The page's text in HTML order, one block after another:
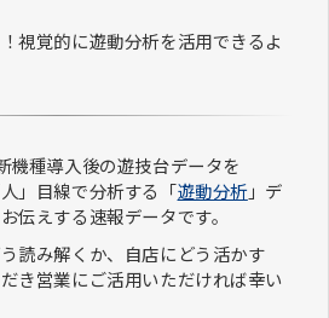
視覚的に遊動分析を活用できるよ
機種導入後の遊技台データを
」目線で分析する「遊動分析」デ
伝えする速報データです。
読み解くか、自店にどう活かす
き営業にご活用いただければ幸い